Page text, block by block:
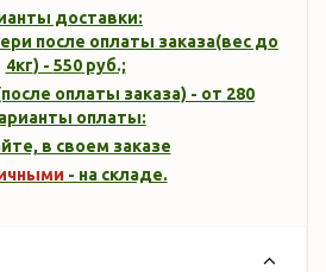
доставки:
после оплаты заказа(вес до
4кг) - 550руб.;
оплаты заказа) - от 280
оплаты:
в своем заказе
- на складе.